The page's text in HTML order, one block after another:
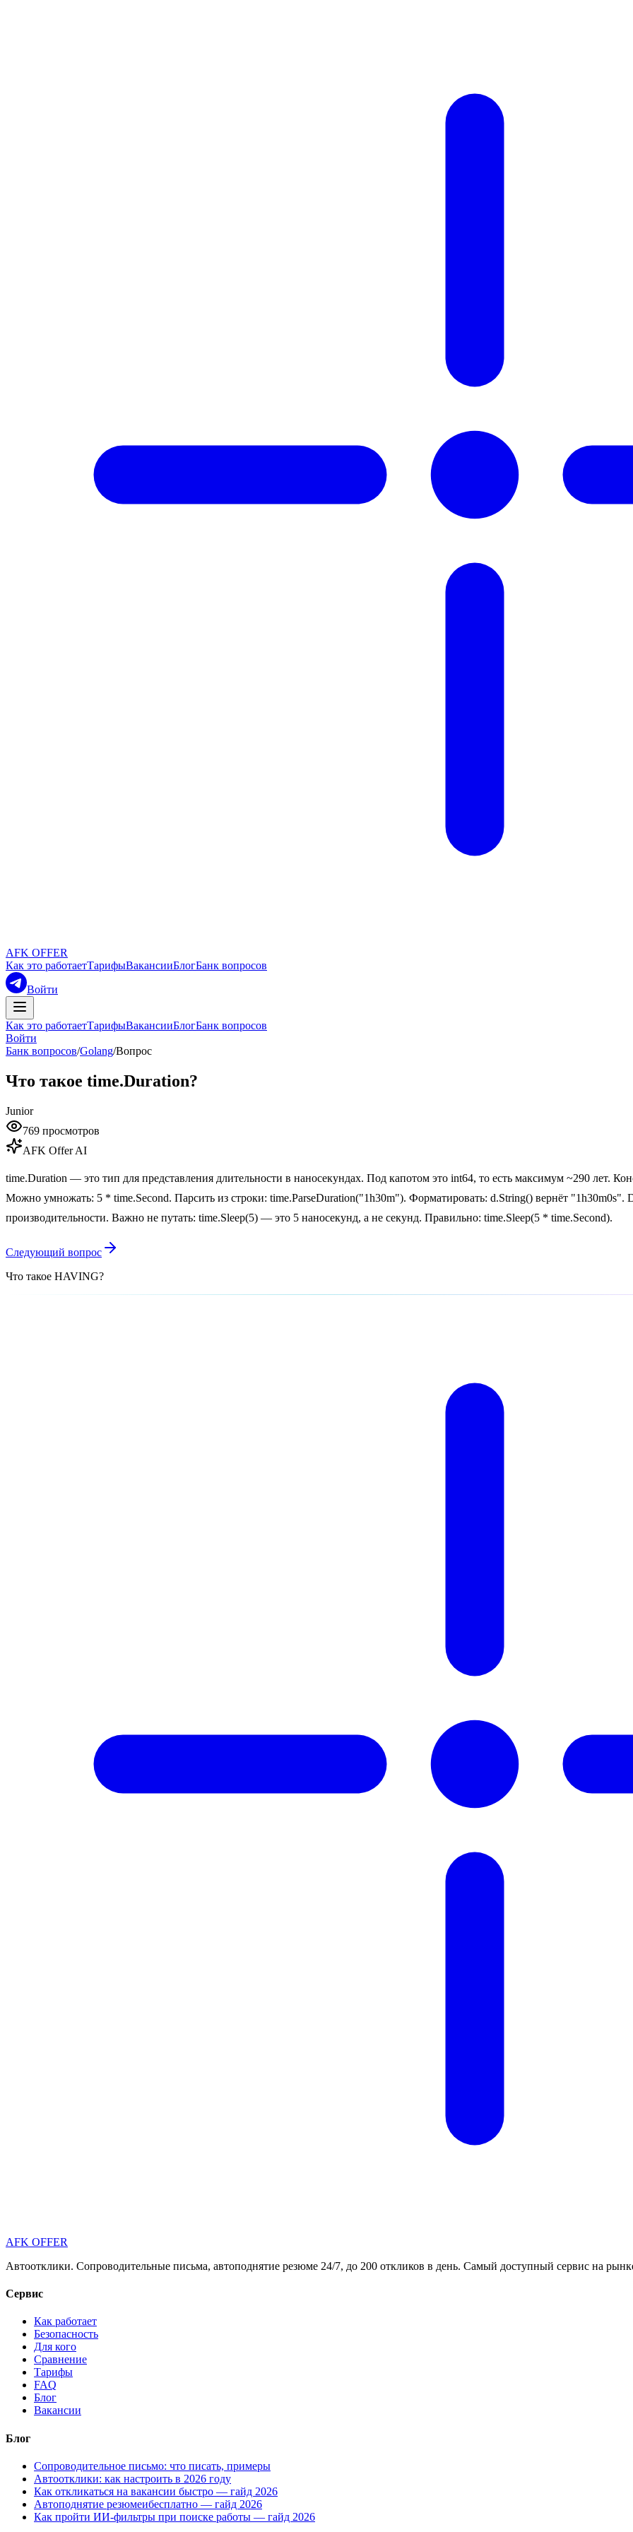
AFK OFFER
Как это работаетТарифыВакансииБлогБанк вопросов
Войти
Как это работаетТарифыВакансииБлогБанк вопросов
Войти
Банк вопросов/Golang/Вопрос
Что такое time.Duration?
Junior
769 просмотров
AFK Offer AI
time.Duration — это тип для представления длительности в наносекундах. Под капотом это int64, то есть максимум ~290 лет.
Можно умножать: 5 * time.Second. Парсить из строки: time.ParseDuration("1h30m"). Форматировать: d.String() вернёт "1h30m0s".
производительности. Важно не путать: time.Sleep(5) — это 5 наносекунд, а не секунд. Правильно: time.Sleep(5 * time.Second).
Следующий вопрос
Что такое HAVING?
AFK OFFER
Автоотклики. Сопроводительные письма, автоподнятие резюме 24/7, до 200 откликов в день. Самый доступный сервис на
Сервис
Как работает
Безопасность
Для кого
Сравнение
Тарифы
FAQ
Блог
Вакансии
Блог
Сопроводительное письмо: что писать, примеры
Автоотклики: как настроить в 2026 году
Как откликаться на вакансии быстро — гайд 2026
Автоподнятие резюмеибесплатно — гайд 2026
Как пройти ИИ-фильтры при поиске работы — гайд 2026